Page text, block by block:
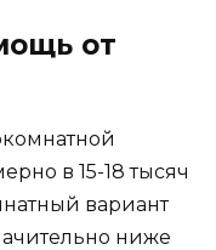
от
в 15-18 тысяч
вариант
ниже